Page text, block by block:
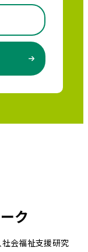
ク
会福祉支援研究